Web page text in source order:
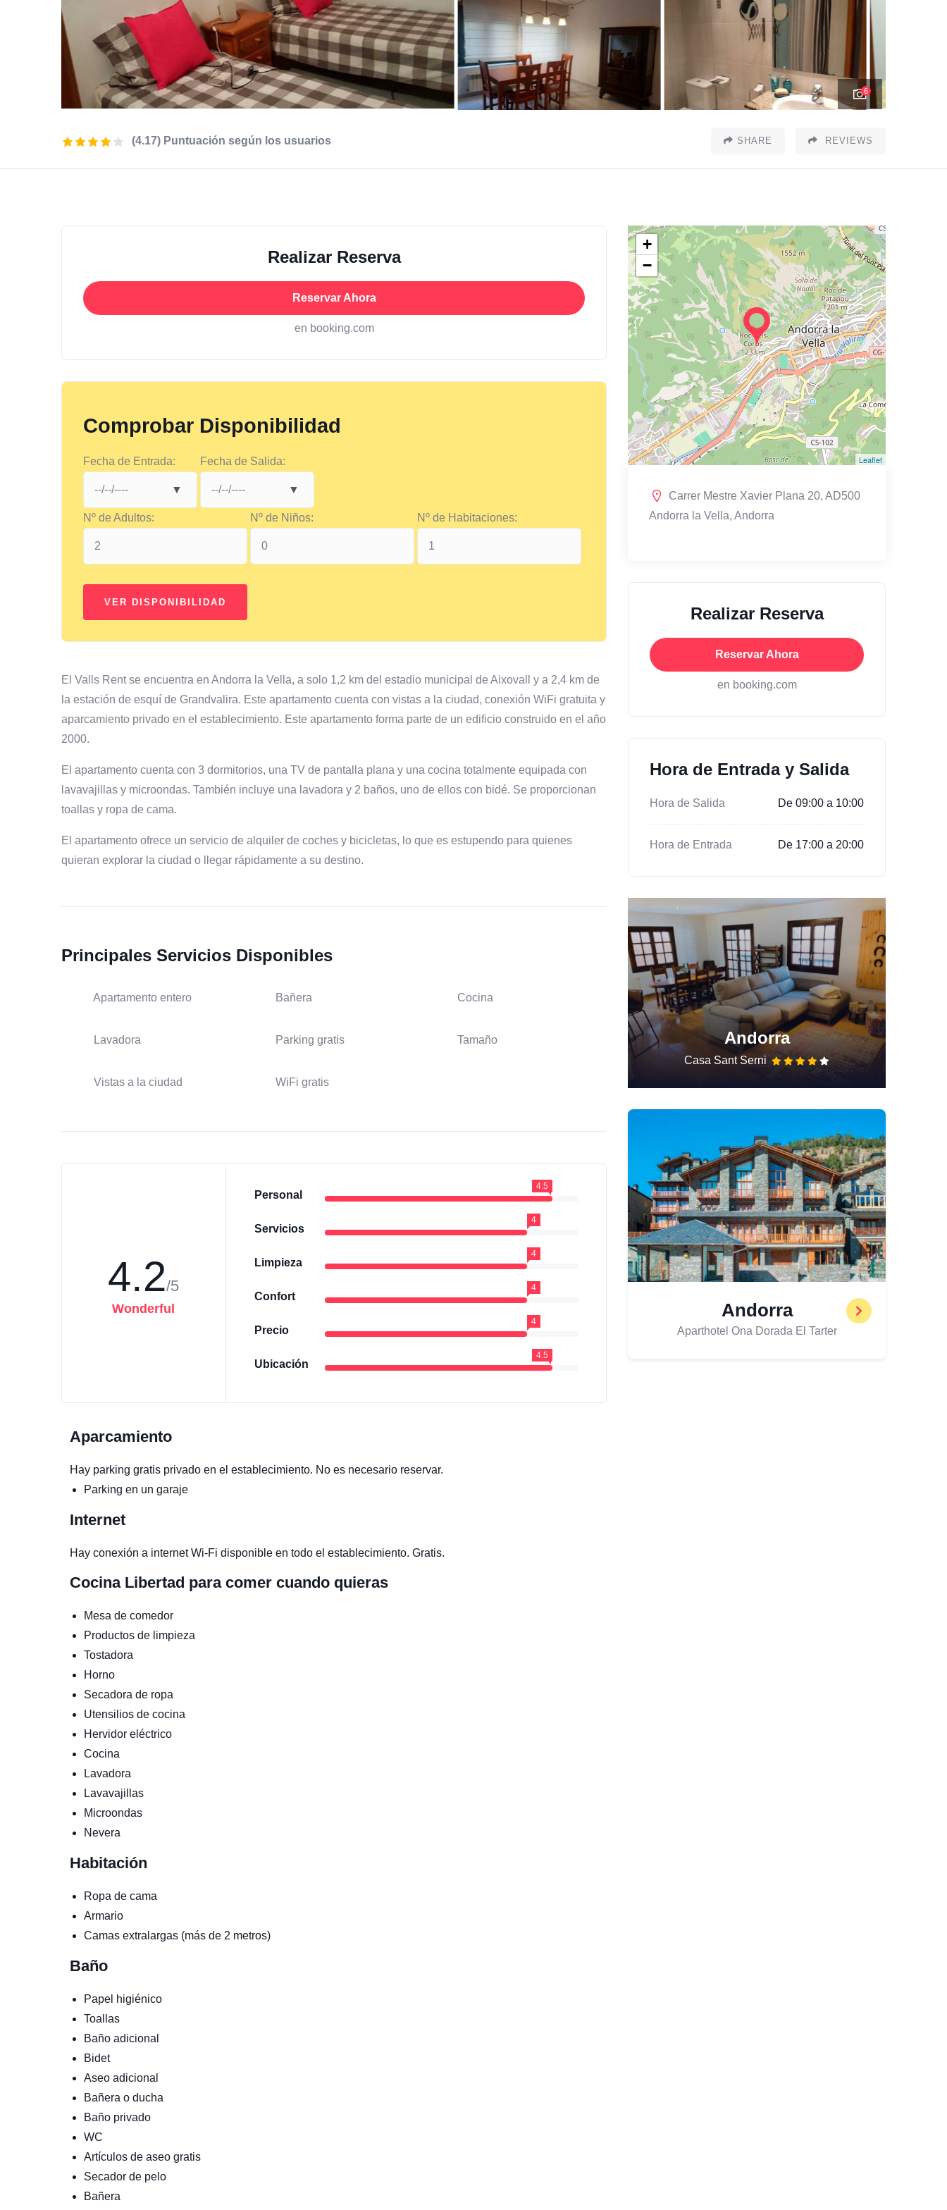
6
(4.17) Puntuación según los usuarios SHARE REVIEWS
Realizar Reserva
Reservar Ahora
en booking.com
Comprobar Disponibilidad
Fecha de Entrada: Fecha de Salida:
Nº de Adultos: Nº de Niños: Nº de Habitaciones:
El Valls Rent se encuentra en Andorra la Vella, a solo 1,2 km del estadio municipal de Aixovall y a 2,4 km de
la estación de esquí de Grandvalira. Este apartamento cuenta con vistas a la ciudad, conexión WiFi gratuita y
aparcamiento privado en el establecimiento. Este apartamento forma parte de un edificio construido en el año
2000.
El apartamento cuenta con 3 dormitorios, una TV de pantalla plana y una cocina totalmente equipada con
lavavajillas y microondas. También incluye una lavadora y 2 baños, uno de ellos con bidé. Se proporcionan
toallas y ropa de cama.
El apartamento ofrece un servicio de alquiler de coches y bicicletas, lo que es estupendo para quienes
quieran explorar la ciudad o llegar rápidamente a su destino.
Principales Servicios Disponibles
Apartamento entero Bañera Cocina
Lavadora Parking gratis Tamaño
Vistas a la ciudad WiFi gratis
4.2/5
Wonderful
Personal
4.5
Servicios
4
Limpieza
4
Confort
4
Precio
4
Ubicación
4.5
Aparcamiento
Hay parking gratis privado en el establecimiento. No es necesario reservar.
Parking en un garaje
Internet
Hay conexión a internet Wi-Fi disponible en todo el establecimiento. Gratis.
Cocina Libertad para comer cuando quieras
Mesa de comedor
Productos de limpieza
Tostadora
Horno
Secadora de ropa
Utensilios de cocina
Hervidor eléctrico
Cocina
Lavadora
Lavavajillas
Microondas
Nevera
Habitación
Ropa de cama
Armario
Camas extralargas (más de 2 metros)
Baño
Papel higiénico
Toallas
Baño adicional
Bidet
Aseo adicional
Bañera o ducha
Baño privado
WC
Artículos de aseo gratis
Secador de pelo
Bañera
+
−
Leaflet
Carrer Mestre Xavier Plana 20, AD500
Andorra la Vella, Andorra
Realizar Reserva
Reservar Ahora
en booking.com
Hora de Entrada y Salida
Hora de Salida De 09:00 a 10:00
Hora de Entrada De 17:00 a 20:00
Andorra
Casa Sant Serni
Andorra
Aparthotel Ona Dorada El Tarter